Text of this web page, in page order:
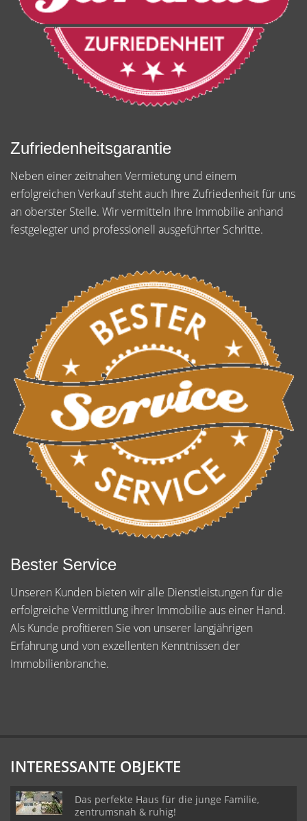
Zufriedenheitsgarantie
Neben einer zeitnahen Vermietung und einem
erfolgreichen Verkauf steht auch Ihre Zufriedenheit für uns
an oberster Stelle. Wir vermitteln Ihre Immobilie anhand
festgelegter und professionell ausgeführter Schritte.
Bester Service
Unseren Kunden bieten wir alle Dienstleistungen für die
erfolgreiche Vermittlung ihrer Immobilie aus einer Hand.
Als Kunde profitieren Sie von unserer langjährigen
Erfahrung und von exzellenten Kenntnissen der
Immobilienbranche.
INTERESSANTE OBJEKTE
Das perfekte Haus für die junge Familie,
zentrumsnah & ruhig!